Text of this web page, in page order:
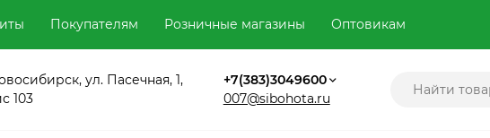
Покупателям Розничные магазины Оптовикам
ул. Пасечная, 1,
103
+7(383)3049600
007@sibohota.ru